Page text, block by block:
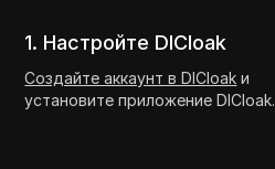
1. Настройте DICloak
Создайте аккаунт в DICloak и
установите приложение DICloak.